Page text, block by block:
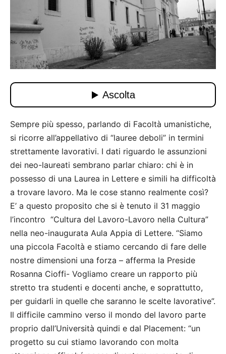
Sempre più spesso, parlando di Facoltà umanistiche,
si ricorre all’appellativo di “lauree deboli” in termini
strettamente lavorativi. I dati riguardo le assunzioni
dei neo-laureati sembrano parlar chiaro: chi è in
possesso di una Laurea in Lettere e simili ha difficoltà
a trovare lavoro. Ma le cose stanno realmente così?
E’ a questo proposito che si è tenuto il 31 maggio
l’incontro “Cultura del Lavoro-Lavoro nella Cultura”
nella neo-inaugurata Aula Appia di Lettere. “Siamo
una piccola Facoltà e stiamo cercando di fare delle
nostre dimensioni una forza – afferma la Preside
Rosanna Cioffi- Vogliamo creare un rapporto più
stretto tra studenti e docenti anche, e soprattutto,
per guidarli in quelle che saranno le scelte lavorative”.
Il difficile cammino verso il mondo del lavoro parte
proprio dall’Università quindi e dal Placement: “un
progetto su cui stiamo lavorando con molta